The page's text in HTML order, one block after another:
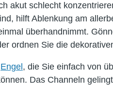
akut schlecht
hilft Ablenkung am
überhandnimmt.
ordnen Sie die
Engel , die Sie einfach von
Das Channeln